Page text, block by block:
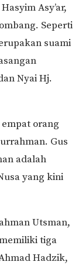
Asy’ar,
Seperti
suami
Nyai Hj.
orang
Gus
adalah
yang kini
Utsman,
tiga
Hadzik,